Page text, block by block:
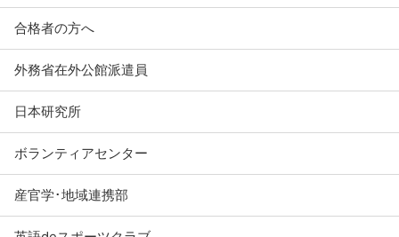
合格者の方へ
外務省在外公館派遣員
日本研究所
ボランティアセンター
産官学･地域連携部